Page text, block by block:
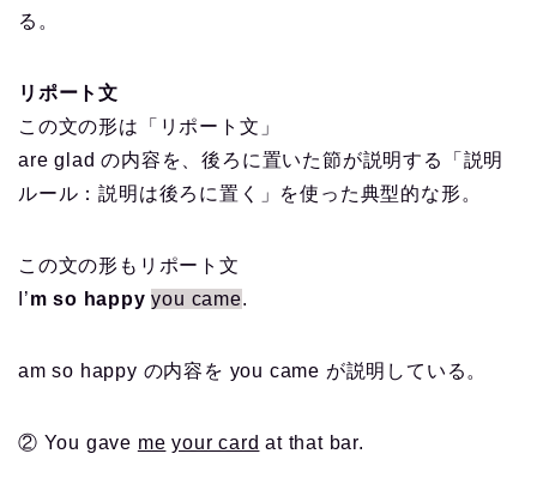
る。
リポート文
この文の形は「リポート文」
are glad の内容を、後ろに置いた節が説明する「説明
ルール：説明は後ろに置く」を使った典型的な形。
この文の形もリポート文
I’m so happy you came.
am so happy の内容を you came が説明している。
② You gave me your card at that bar.